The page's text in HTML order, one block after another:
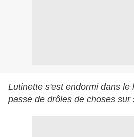
Lutinette s'est endormi dans le
passe de drôles de choses sur